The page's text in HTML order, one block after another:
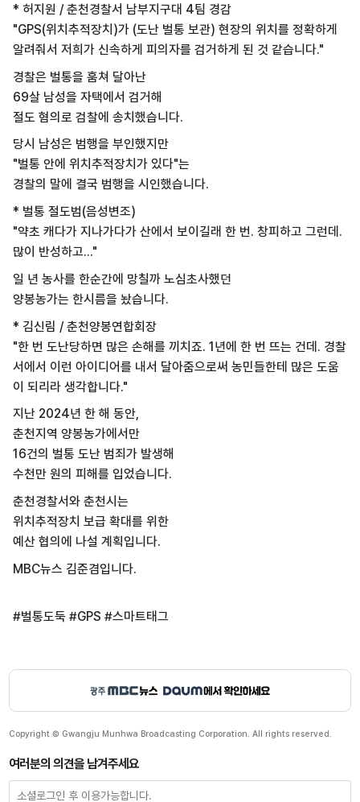
* 허지원 / 춘천경찰서 남부지구대 4팀 경감
"GPS(위치추적장치)가 (도난 벌통 보관) 현장의 위치를 정확하게
알려줘서 저희가 신속하게 피의자를 검거하게 된 것 같습니다."
경찰은 벌통을 훔쳐 달아난
69살 남성을 자택에서 검거해
절도 혐의로 검찰에 송치했습니다.
당시 남성은 범행을 부인했지만
"벌통 안에 위치추적장치가 있다"는
경찰의 말에 결국 범행을 시인했습니다.
* 벌통 절도범(음성변조)
"약초 캐다가 지나가다가 산에서 보이길래 한 번. 창피하고 그런데.
많이 반성하고..."
일 년 농사를 한순간에 망칠까 노심초사했던
양봉농가는 한시름을 놨습니다.
* 김신림 / 춘천양봉연합회장
"한 번 도난당하면 많은 손해를 끼치죠. 1년에 한 번 뜨는 건데. 경찰
서에서 이런 아이디어를 내서 달아줌으로써 농민들한테 많은 도움
이 되리라 생각합니다."
지난 2024년 한 해 동안,
춘천지역 양봉농가에서만
16건의 벌통 도난 범죄가 발생해
수천만 원의 피해를 입었습니다.
춘천경찰서와 춘천시는
위치추적장치 보급 확대를 위한
예산 협의에 나설 계획입니다.
MBC뉴스 김준겸입니다.
#벌통도둑 #GPS #스마트태그
Copyright © Gwangju Munhwa Broadcasting Corporation. All rights reserved.
여러분의 의견을 남겨주세요